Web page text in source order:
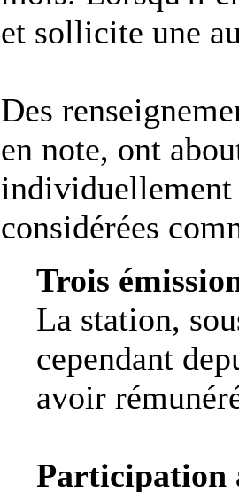
et sollicite une
Des
en note, ont
individuellement
considérées
Trois
La station,
cependant
avoir
Participation